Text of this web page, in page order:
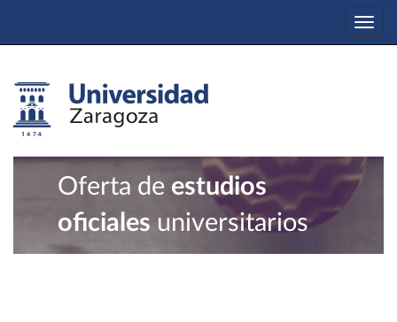
Oferta de estudios
oficiales universitarios